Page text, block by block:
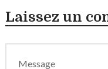
Laissez un